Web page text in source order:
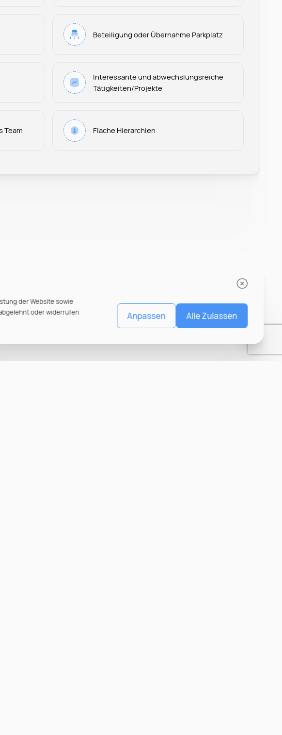
Beteiligung oder Übernahme Parkplatz
Interessante und abwechslungsreiche
Tätigkeiten/Projekte
Team Flache Hierarchien
Leonard Ramin
Recruiter at Rocken
der Website sowie
oder widerrufen
Anpassen Alle Zulassen